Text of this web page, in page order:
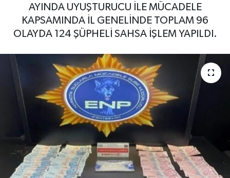
AYINDA UYUŞTURUCU İLE MÜCADELE
KAPSAMINDA İL GENELİNDE TOPLAM 96
OLAYDA 124 ŞÜPHELİ SAHSA İŞLEM YAPILDI.